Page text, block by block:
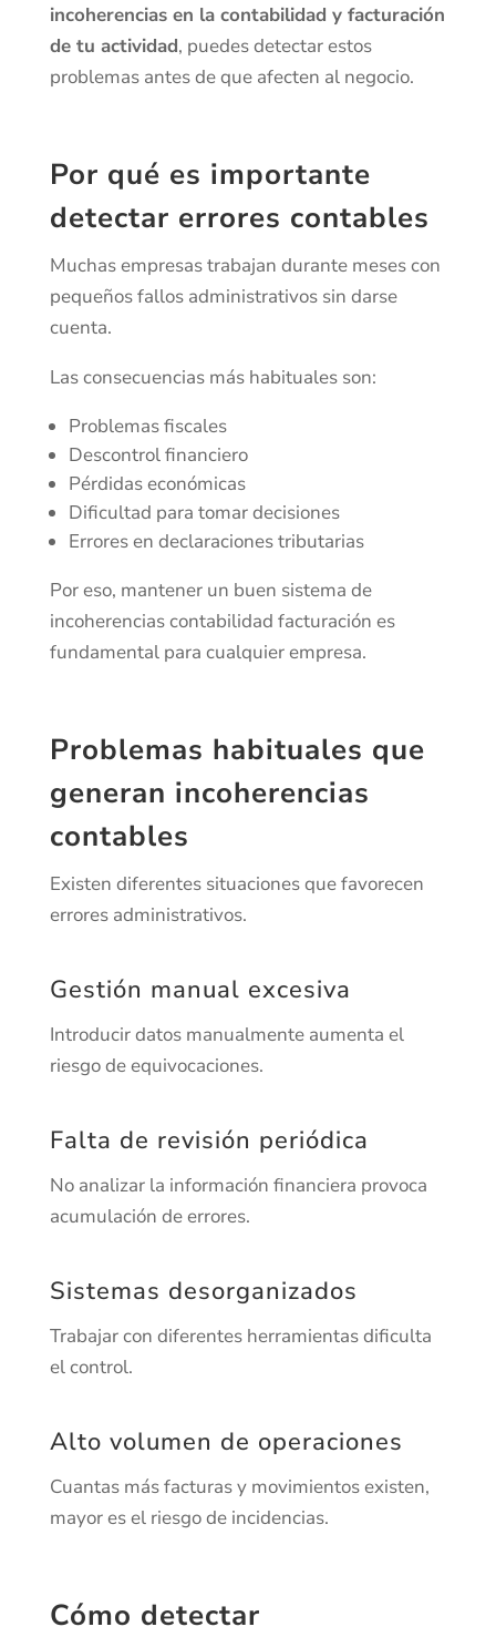
incoherencias en la contabilidad y facturación
de tu actividad, puedes detectar estos
problemas antes de que afecten al negocio.
Por qué es importante
detectar errores contables
Muchas empresas trabajan durante meses con
pequeños fallos administrativos sin darse
cuenta.
Las consecuencias más habituales son:
Problemas fiscales
Descontrol financiero
Pérdidas económicas
Dificultad para tomar decisiones
Errores en declaraciones tributarias
Por eso, mantener un buen sistema de
incoherencias contabilidad facturación es
fundamental para cualquier empresa.
Problemas habituales que
generan incoherencias
contables
Existen diferentes situaciones que favorecen
errores administrativos.
Gestión manual excesiva
Introducir datos manualmente aumenta el
riesgo de equivocaciones.
Falta de revisión periódica
No analizar la información financiera provoca
acumulación de errores.
Sistemas desorganizados
Trabajar con diferentes herramientas dificulta
el control.
Alto volumen de operaciones
Cuantas más facturas y movimientos existen,
mayor es el riesgo de incidencias.
Cómo detectar